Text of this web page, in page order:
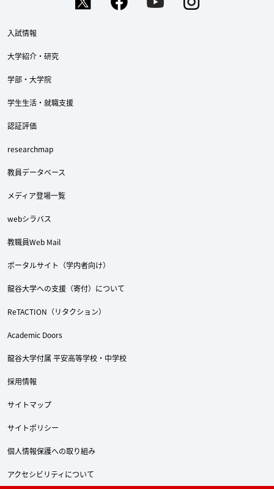
入試情報
大学紹介・研究
学部・大学院
学生生活・就職支援
認証評価
researchmap
教員データベース
メディア登場一覧
webシラバス
教職員Web Mail
ポータルサイト（学内者向け）
龍谷大学への支援（寄付）について
ReTACTION（リタクション）
Academic Doors
龍谷大学付属 平安高等学校・中学校
採用情報
サイトマップ
サイトポリシー
個人情報保護への取り組み
アクセシビリティについて